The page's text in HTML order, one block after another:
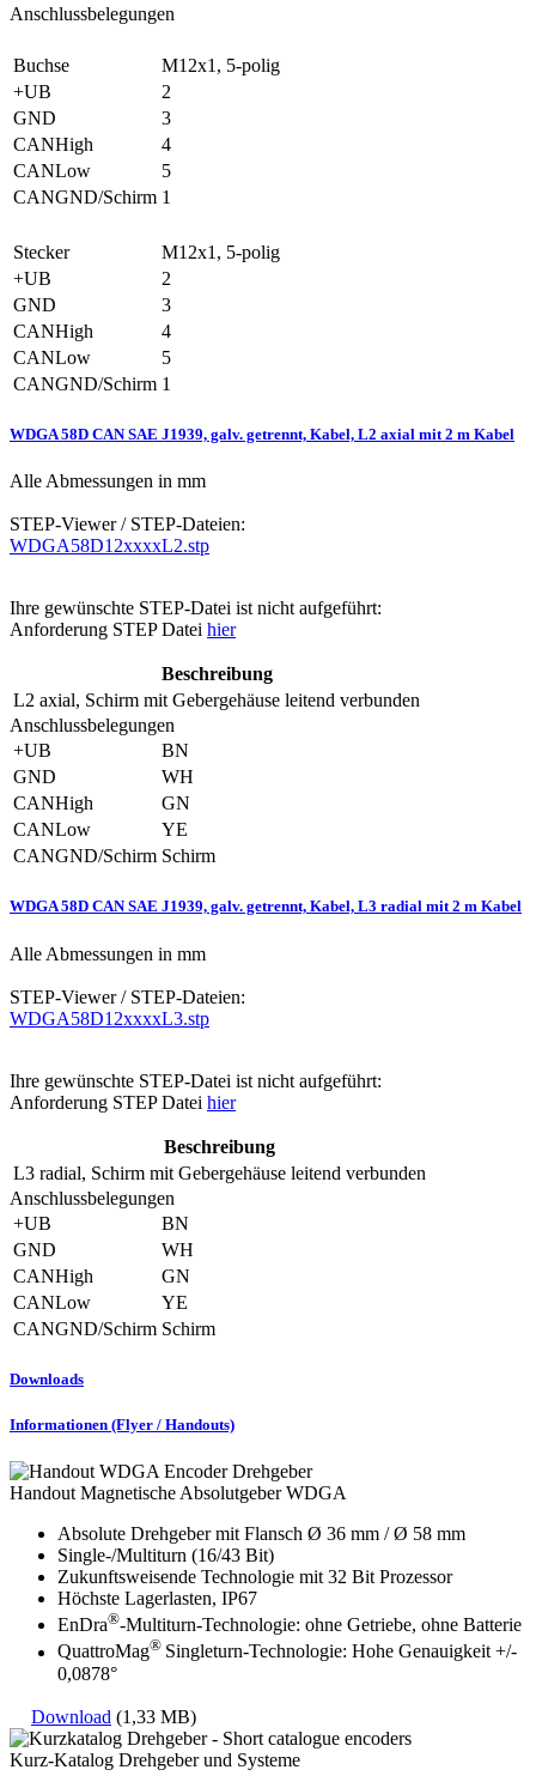
Anschlussbelegungen
Buchse
M12x1, 5-polig
+UB
2
GND
3
CANHigh
4
CANLow
5
CANGND/Schirm 1
Stecker
M12x1, 5-polig
+UB
2
GND
3
CANHigh
4
CANLow
5
CANGND/Schirm 1
WDGA 58D CAN SAE J1939, galv. getrennt, Kabel, L2 axial mit 2 m Kabel
Alle Abmessungen in mm
STEP-Viewer / STEP-Dateien:
WDGA58D12xxxxL2.stp
Ihre gewünschte STEP-Datei ist nicht aufgeführt:
Anforderung STEP Datei hier
Beschreibung
L2 axial, Schirm mit Gebergehäuse leitend verbunden
Anschlussbelegungen
+UB
BN
GND
WH
CANHigh
GN
CANLow
YE
CANGND/Schirm Schirm
WDGA 58D CAN SAE J1939, galv. getrennt, Kabel, L3 radial mit 2 m Kabel
Alle Abmessungen in mm
STEP-Viewer / STEP-Dateien:
WDGA58D12xxxxL3.stp
Ihre gewünschte STEP-Datei ist nicht aufgeführt:
Anforderung STEP Datei hier
Beschreibung
L3 radial, Schirm mit Gebergehäuse leitend verbunden
Anschlussbelegungen
+UB
BN
GND
WH
CANHigh
GN
CANLow
YE
CANGND/Schirm Schirm
Downloads
Informationen (Flyer / Handouts)
Handout Magnetische Absolutgeber WDGA
Absolute Drehgeber mit Flansch Ø 36 mm / Ø 58 mm
Single-/Multiturn (16/43 Bit)
Zukunftsweisende Technologie mit 32 Bit Prozessor
Höchste Lagerlasten, IP67
EnDra®-Multiturn-Technologie: ohne Getriebe, ohne Batterie
QuattroMag® Singleturn-Technologie: Hohe Genauigkeit +/-
0,0878°
Download (1,33 MB)
Kurz-Katalog Drehgeber und Systeme